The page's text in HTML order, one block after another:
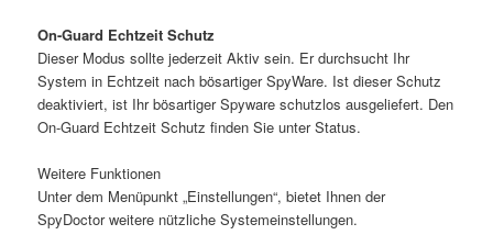
On-Guard Echtzeit Schutz
Dieser Modus sollte jederzeit Aktiv sein. Er durchsucht Ihr
System in Echtzeit nach bösartiger SpyWare. Ist dieser Schutz
deaktiviert, ist Ihr bösartiger Spyware schutzlos ausgeliefert. Den
On-Guard Echtzeit Schutz finden Sie unter Status.
Weitere Funktionen
Unter dem Menüpunkt „Einstellungen“, bietet Ihnen der
SpyDoctor weitere nützliche Systemeinstellungen.